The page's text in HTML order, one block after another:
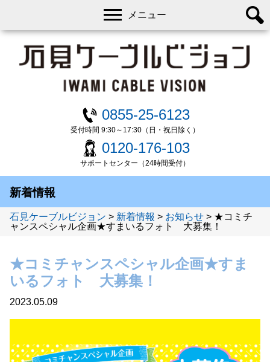
0855-25-6123
受付時間 9:30～17:30（日・祝日除く）
0120-176-103
サポートセンター（24時間受付）
メニュー
新着情報
石見ケーブルビジョン > 新着情報 > お知らせ > ★コミチ
ャンスペシャル企画★すまいるフォト 大募集！
★コミチャンスペシャル企画★すま
いるフォト 大募集！
2023.05.09